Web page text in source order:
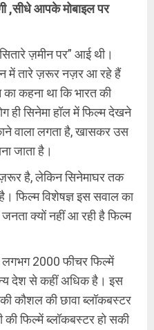
,सीधे आपके मोबाइल पर
ज़मीन पर” आई थी।
में तारे ज़रूर नज़र आ रहे हैं
कहना था कि भारत की
ही सिनेमा हॉल में फिल्म देखने
वाला लगता है, खासकर उस
जाता है।
ज़रूर है, लेकिन सिनेमाघर तक
फिल्म विशेषज्ञ इस सवाल का
क्यों नहीं आ रही है फिल्म
लगभग 2000 फीचर फिल्में
देश से कहीं अधिक है। इस
कौशल की छावा ब्लॉकबस्टर
की फिल्में ब्लॉकबस्टर हो सकी